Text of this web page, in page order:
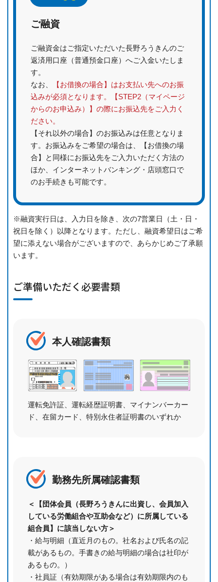
ご融資
ご融資金はご指定いただいた長野ろうきんのご
返済用口座（普通預金口座）へご入金いたしま
す。
なお、
【お借換の場合】はお支払い先へのお振
込みが必須となります。【STEP2（マイページ
からのお申込み）】の際にお振込先をご入力く
ださい。
【それ以外の場合】のお振込みは任意となりま
す。お振込みをご希望の場合は、【お借換の場
合】と同様にお振込先をご入力いただく方法の
ほか、インターネットバンキング・店頭窓口で
のお手続きも可能です。
※融資実行日は、入力日を除き、次の7営業日（土・日・
祝日を除く）以降となります。ただし、融資希望日はご希
望に添えない場合がございますので、あらかじめご了承願
います。
ご準備いただく必要書類
本人確認書類
運転免許証、運転経歴証明書、 マイナンバーカー
ド、在留カード、 特別永住者証明書のいずれか
勤務先所属確認書類
＜【団体会員（長野ろうきんに出資し、会員加入
している労働組合や互助会など）に所属している
組合員】に該当しない方＞
・給与明細（直近月のもの。社名および氏名の記
載があるもの。手書きの給与明細の場合は社印が
あるもの。）
・社員証（有効期限がある場合は有効期限内のも